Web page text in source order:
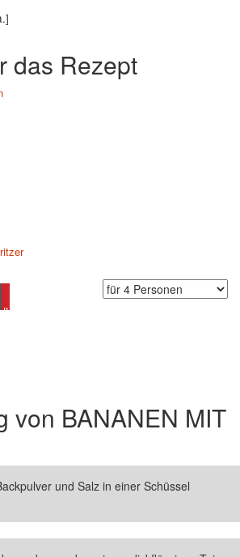
das Rezept
alle Honig Rezepte ansehen
von BANANEN MIT
und Salz in einer Schüssel